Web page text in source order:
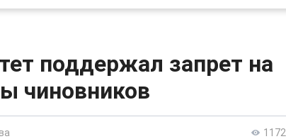
поддержал запрет на
чиновников
1172